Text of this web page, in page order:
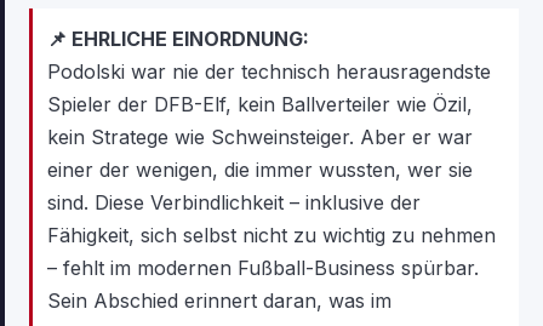
📌 EHRLICHE EINORDNUNG:
Podolski war nie der technisch herausragendste
Spieler der DFB-Elf, kein Ballverteiler wie Özil,
kein Stratege wie Schweinsteiger. Aber er war
einer der wenigen, die immer wussten, wer sie
sind. Diese Verbindlichkeit – inklusive der
Fähigkeit, sich selbst nicht zu wichtig zu nehmen
– fehlt im modernen Fußball-Business spürbar.
Sein Abschied erinnert daran, was im